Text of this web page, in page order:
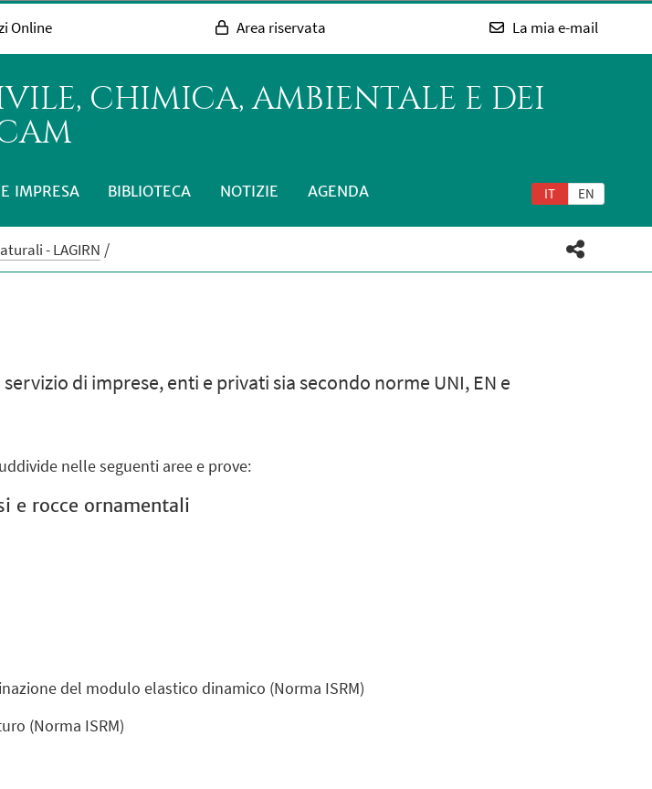
Online Area riservata La mia e-mail
CHIMICA, AMBIENTALE E DEI
IT EN
IMPRESA BIBLIOTECA NOTIZIE AGENDA
- LAGIRN
di imprese, enti e privati sia secondo norme UNI, EN e
nelle seguenti aree e prove:
e rocce ornamentali
del modulo elastico dinamico (Norma ISRM)
(Norma ISRM)